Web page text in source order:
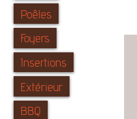
Poêles
Foyers
Insertions
Extérieur
BBQ